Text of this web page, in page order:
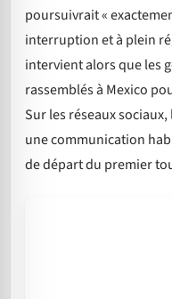
poursuivrait «
interruption et à plein
intervient alors que les
rassemblés à Mexico
Sur les réseaux
une communication
de départ du premier